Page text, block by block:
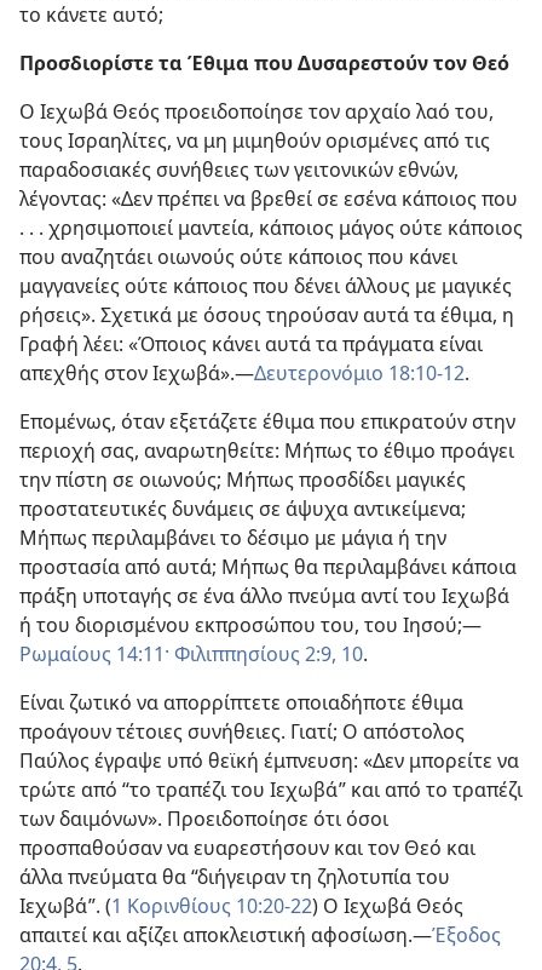
το κάνετε αυτό;
Προσδιορίστε τα Έθιμα που Δυσαρεστούν τον Θεό
Ο Ιεχωβά Θεός προειδοποίησε τον αρχαίο λαό του,
τους Ισραηλίτες, να μη μιμηθούν ορισμένες από τις
παραδοσιακές συνήθειες των γειτονικών εθνών,
λέγοντας: «Δεν πρέπει να βρεθεί σε εσένα κάποιος που
. . . χρησιμοποιεί μαντεία, κάποιος μάγος ούτε κάποιος
που αναζητάει οιωνούς ούτε κάποιος που κάνει
μαγγανείες ούτε κάποιος που δένει άλλους με μαγικές
ρήσεις». Σχετικά με όσους τηρούσαν αυτά τα έθιμα, η
Γραφή λέει: «Όποιος κάνει αυτά τα πράγματα είναι
απεχθής στον Ιεχωβά».​—Δευτερονόμιο 18:10-12.
Επομένως, όταν εξετάζετε έθιμα που επικρατούν στην
περιοχή σας, αναρωτηθείτε: Μήπως το έθιμο προάγει
την πίστη σε οιωνούς; Μήπως προσδίδει μαγικές
προστατευτικές δυνάμεις σε άψυχα αντικείμενα;
Μήπως περιλαμβάνει το δέσιμο με μάγια ή την
προστασία από αυτά; Μήπως θα περιλαμβάνει κάποια
πράξη υποταγής σε ένα άλλο πνεύμα αντί του Ιεχωβά
ή του διορισμένου εκπροσώπου του, του Ιησού;​—
Ρωμαίους 14:11· Φιλιππησίους 2:9, 10.
Είναι ζωτικό να απορρίπτετε οποιαδήποτε έθιμα
προάγουν τέτοιες συνήθειες. Γιατί; Ο απόστολος
Παύλος έγραψε υπό θεϊκή έμπνευση: «Δεν μπορείτε να
τρώτε από “το τραπέζι του Ιεχωβά” και από το τραπέζι
των δαιμόνων». Προειδοποίησε ότι όσοι
προσπαθούσαν να ευαρεστήσουν και τον Θεό και
άλλα πνεύματα θα “διήγειραν τη ζηλοτυπία του
Ιεχωβά”. (1 Κορινθίους 10:20-22) Ο Ιεχωβά Θεός
απαιτεί και αξίζει αποκλειστική αφοσίωση.​—Έξοδος
20:4, 5.